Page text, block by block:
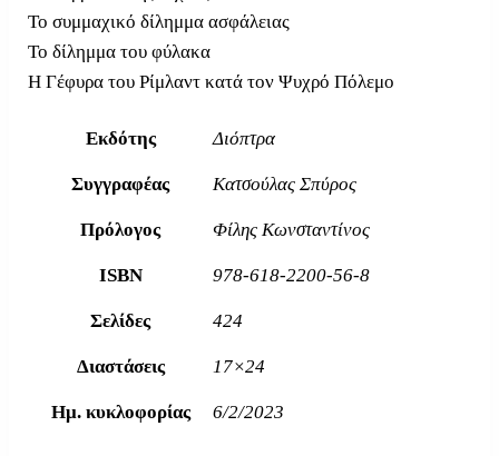
Το συμμαχικό δίλημμα ασφάλειας
Το δίλημμα του φύλακα
Η Γέφυρα του Ρίμλαντ κατά τον Ψυχρό Πόλεμο
Εκδότης Διόπτρα
Συγγραφέας Κατσούλας Σπύρος
Πρόλογος Φίλης Κωνσταντίνος
ISBN 978-618-2200-56-8
Σελίδες 424
Διαστάσεις 17×24
Ημ. κυκλοφορίας 6/2/2023